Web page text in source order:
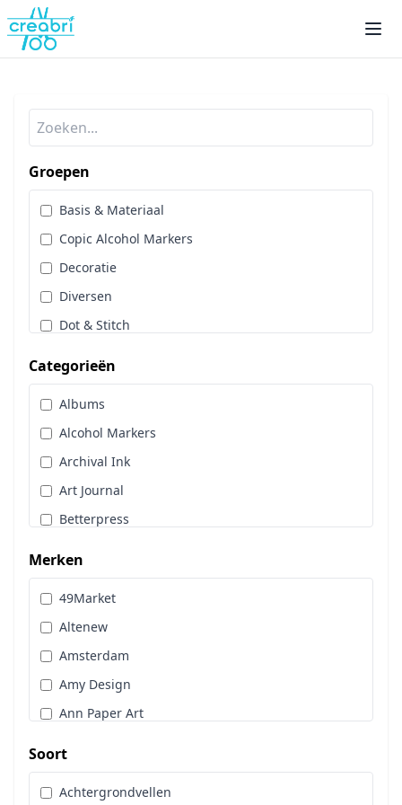
Groepen
Basis & Materiaal
Copic Alcohol Markers
Decoratie
Diversen
Dot & Stitch
Sale
Stans, Embos & Stencils
Stempels
Workshoppakket
Pan Pastel
Categorieën
Albums
Alcohol Markers
Archival Ink
Art Journal
Betterpress
Brads
Cadence
Designpapier
Distress Oxide Spray
Distress Spritz
Divers
Dot & Do
Embossingpoeder
Merken
49Market
Altenew
Amsterdam
Amy Design
Ann Paper Art
Art Impressions
Art Journaling
Soort
Achtergrondvellen